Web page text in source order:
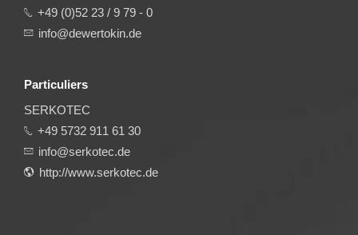
+49 (0)52 23 / 9 79 - 0
info@dewertokin.de
Particuliers
SERKOTEC
+49 5732 911 61 30
info@serkotec.de
http://www.serkotec.de